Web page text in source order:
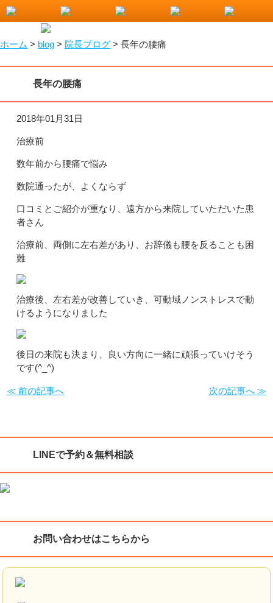
小山市で整骨院をお探しなら！わたなべ整骨院
ホーム > blog > 院長ブログ > 長年の腰痛
長年の腰痛
2018年01月31日
治療前
数年前から腰痛で悩み
数院通ったが、よくならず
口コミとご紹介が重なり、遠方から来院していただいた患
者さん
治療前、両側に左右差があり、お辞儀も腰を反ることも困
難
治療後、左右差が改善していき、可動域ノンストレスで動
けるようになりました
後日の来院も決まり、良い方向に一緒に頑張っていけそう
です(^_^)
≪ 前の記事へ 次の記事へ ≫
LINEで予約＆無料相談
お問い合わせはこちらから